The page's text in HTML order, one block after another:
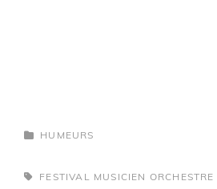
CATEGORIES
HUMEURS
TAGS,FESTIVAL MUSICIEN ORCHESTRE